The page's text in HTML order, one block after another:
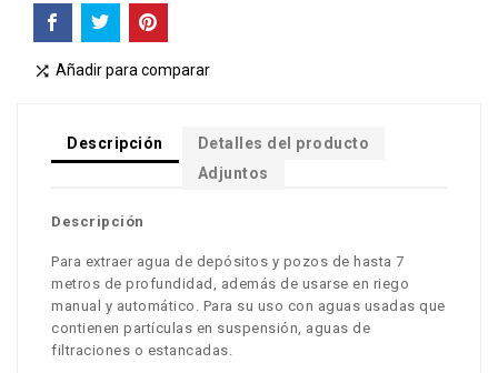
 Añadir para comparar
Descripción
Detalles del producto
Adjuntos
Descripción
Para extraer agua de depósitos y pozos de hasta 7
metros de profundidad, además de usarse en riego
manual y automático. Para su uso con aguas usadas que
contienen partículas en suspensión, aguas de
filtraciones o estancadas.